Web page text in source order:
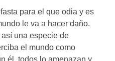
para el que odia y es
le va a hacer daño.
una especie de
el mundo como
él, todos lo amenazan y